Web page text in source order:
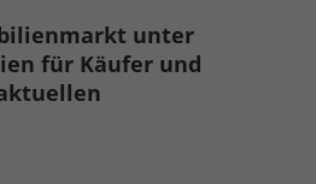
unter
für Käufer und